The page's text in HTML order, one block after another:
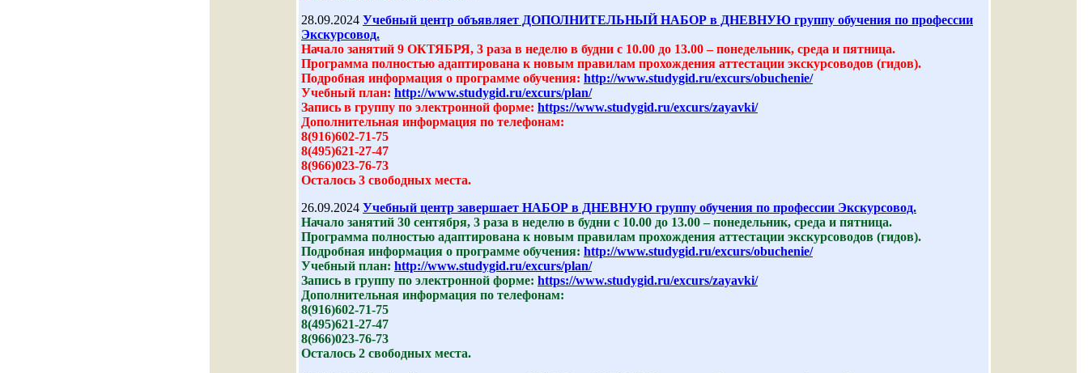
28.09.2024 Учебный центр объявляет ДОПОЛНИТЕЛЬНЫЙ НАБОР в ДНЕВНУЮ группу обучения по профессии
Экскурсовод.
Начало занятий 9 ОКТЯБРЯ, 3 раза в неделю в будни с 10.00 до 13.00 – понедельник, среда и пятница.
Программа полностью адаптирована к новым правилам прохождения аттестации экскурсоводов (гидов).
Подробная информация о программе обучения: http://www.studygid.ru/excurs/obuchenie/
Учебный план: http://www.studygid.ru/excurs/plan/
Запись в группу по электронной форме: https://www.studygid.ru/excurs/zayavki/
Дополнительная информация по телефонам:
8(916)602-71-75
8(495)621-27-47
8(966)023-76-73
Осталось 3 свободных места.
26.09.2024 Учебный центр завершает НАБОР в ДНЕВНУЮ группу обучения по профессии Экскурсовод.
Начало занятий 30 сентября, 3 раза в неделю в будни с 10.00 до 13.00 – понедельник, среда и пятница.
Программа полностью адаптирована к новым правилам прохождения аттестации экскурсоводов (гидов).
Подробная информация о программе обучения: http://www.studygid.ru/excurs/obuchenie/
Учебный план: http://www.studygid.ru/excurs/plan/
Запись в группу по электронной форме: https://www.studygid.ru/excurs/zayavki/
Дополнительная информация по телефонам:
8(916)602-71-75
8(495)621-27-47
8(966)023-76-73
Осталось 2 свободных места.